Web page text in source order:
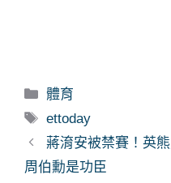
分
類
體育
標
籤
ettoday
蔣淯安被禁賽！英
周伯勳是功臣